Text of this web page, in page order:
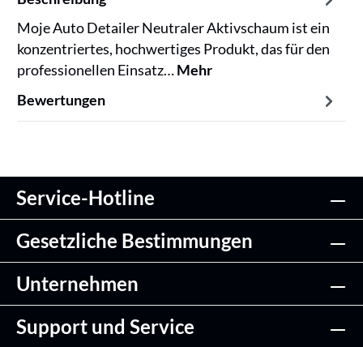
Moje Auto Detailer Neutraler Aktivschaum ist ein
konzentriertes, hochwertiges Produkt, das für den
professionellen Einsatz…Mehr
Bewertungen
Service-Hotline
Gesetzliche Bestimmungen
Unternehmen
Support und Service